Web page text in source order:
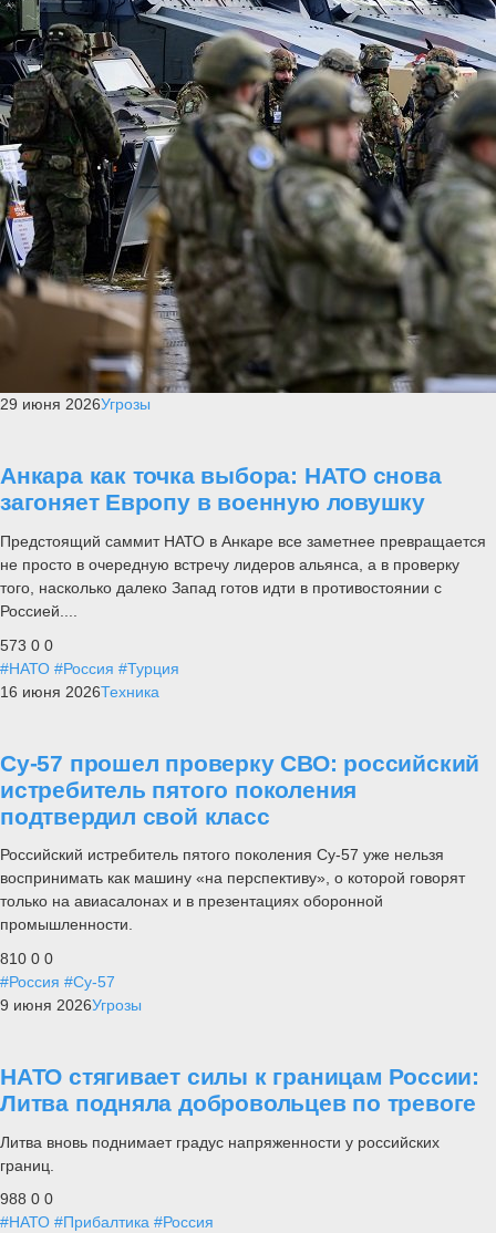
29 июня 2026Угрозы
Анкара как точка выбора: НАТО снова
загоняет Европу в военную ловушку
Предстоящий саммит НАТО в Анкаре все заметнее превращается
не просто в очередную встречу лидеров альянса, а в проверку
того, насколько далеко Запад готов идти в противостоянии с
Россией....
573 0 0
#НАТО #Россия #Турция
16 июня 2026Техника
Су-57 прошел проверку СВО: российский
истребитель пятого поколения
подтвердил свой класс
Российский истребитель пятого поколения Су-57 уже нельзя
воспринимать как машину «на перспективу», о которой говорят
только на авиасалонах и в презентациях оборонной
промышленности.
810 0 0
#Россия #Су-57
9 июня 2026Угрозы
НАТО стягивает силы к границам России:
Литва подняла добровольцев по тревоге
Литва вновь поднимает градус напряженности у российских
границ.
988 0 0
#НАТО #Прибалтика #Россия